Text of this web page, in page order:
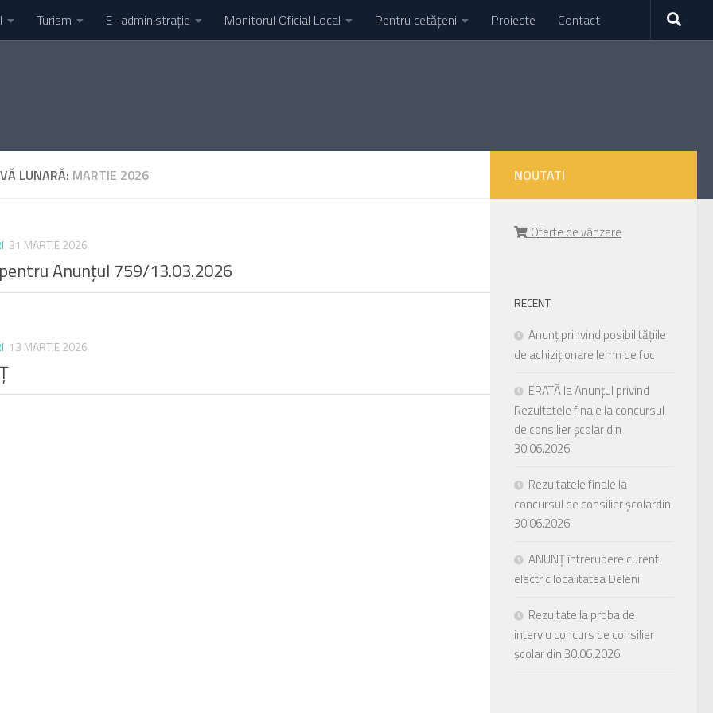
Turism E- administrație Monitorul Oficial Local Pentru cetățeni Proiecte Contact
LUNARĂ: MARTIE 2026
31 MARTIE 2026
Anunțul 759/13.03.2026
13 MARTIE 2026
NOUTATI
Oferte de vânzare
RECENT
Anunț prinvind posibilitățiile
de achiziționare lemn de foc
ERATĂ la Anunțul privind
Rezultatele finale la concursul
de consilier școlar din
30.06.2026
Rezultatele finale la
concursul de consilier școlardin
30.06.2026
ANUNȚ întrerupere curent
electric localitatea Deleni
Rezultate la proba de
interviu concurs de consilier
școlar din 30.06.2026